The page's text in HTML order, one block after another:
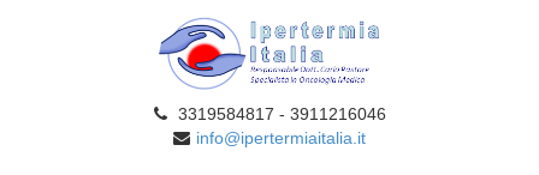
3319584817 - 3911216046
info@ipertermiaitalia.it